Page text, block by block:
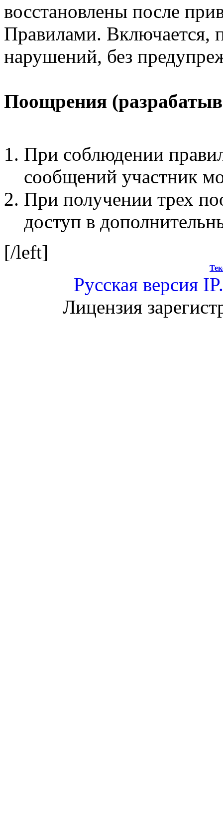
восстановлены после
Правилами. Включается,
нарушений, без
Поощрения
При соблюдении
сообщений участник
При получении трех
доступ в
[/left]
Русская версия
Лицензия